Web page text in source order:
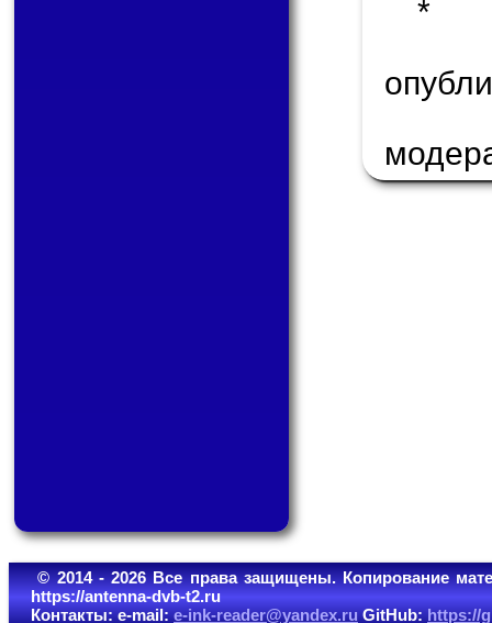
*
© 2014 - 2026 Все права защищены. Копирование
https://antenna-dvb-t2.ru
Контакты: e-mail:e-ink-reader@yandex.ruGitHub:https://